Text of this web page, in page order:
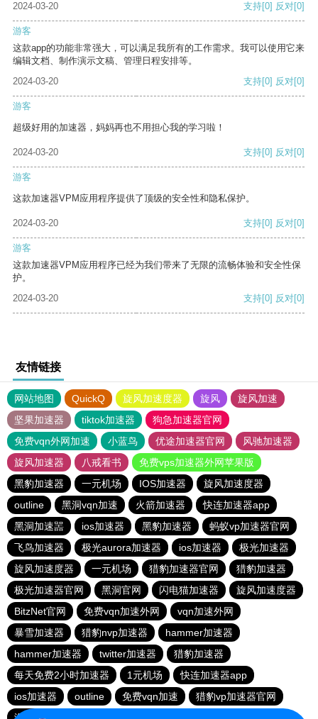
2024-03-20
支持[0] 反对[0]
游客
这款app的功能非常强大，可以满足我所有的工作需求。我可以使用它来
编辑文档、制作演示文稿、管理日程安排等。
2024-03-20
支持[0] 反对[0]
游客
超级好用的加速器，妈妈再也不用担心我的学习啦！
2024-03-20 支持[0] 反对[0]
游客
这款加速器VPM应用程序提供了顶级的安全性和隐私保护。
2024-03-20 支持[0] 反对[0]
游客
这款加速器VPM应用程序已经为我们带来了无限的流畅体验和安全性保
护。
2024-03-20
支持[0] 反对[0]
友情链接
网站地图 QuickQ 旋风加速度器 旋风
旋风加速
坚果加速器
tiktok加速器
狗急加速器官网
免费vqn外网加速
小蓝鸟 优途加速器官网
风驰加速器
旋风加速器
八戒看书
免费vps加速器外网苹果版
黑豹加速器
一元机场 IOS加速器
旋风加速度器
outline
黑洞vqn加速 火箭加速器
快连加速器app
黑洞加速噐
ios加速器 黑豹加速器
蚂蚁vp加速器官网
飞鸟加速器
极光aurora加速器 ios加速器
极光加速器
旋风加速度器
一元机场 猎豹加速器官网
猎豹加速器
极光加速器官网
黑洞官网 闪电猫加速器
旋风加速度器
BitzNet官网
免费vqn加速外网
vqn加速外网
暴雪加速器
猎豹nvp加速器
hammer加速器
hammer加速器
twitter加速器
猎豹加速器
每天免费2小时加速器
1元机场
快连加速器app
ios加速器
outline 免费vqn加速
猎豹vp加速器官网